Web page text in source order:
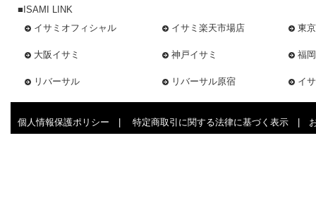
■ISAMI LINK
イサミオフィシャル
イサミ楽天市場店 東
大阪イサミ 神戸イサミ 福
リバーサル リバーサル原宿 イ
個人情報保護ポリシー 特定商取引に関する法律に基づく表示